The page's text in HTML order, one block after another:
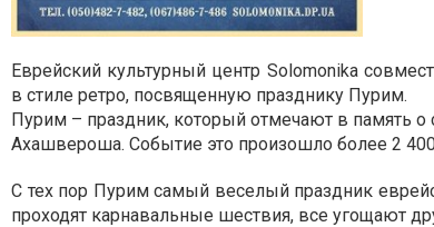
Еврейский культурный центр Solomonika
в стиле ретро, посвященную празднику Пурим.
Пурим – праздник, который отмечают в память
Ахашвероша. Событие это произошло более 2 400
С тех пор Пурим самый веселый праздник
проходят карнавальные шествия, все угощают